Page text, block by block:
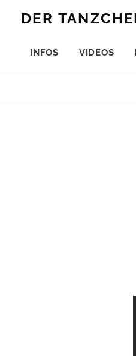
DER
INFOS VIDEOS